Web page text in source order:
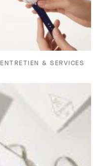
ENTRETIEN & SERVICES